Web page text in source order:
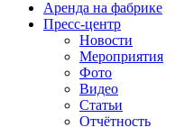
Аренда на фабрике
Пресс-центр
Новости
Мероприятия
Фото
Видео
Статьи
Отчётность